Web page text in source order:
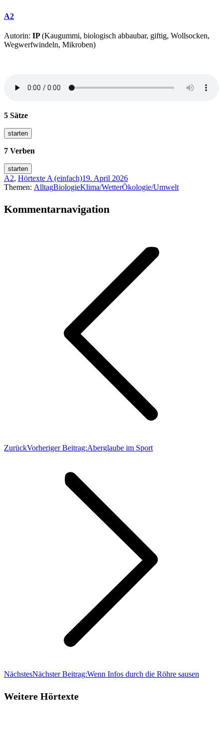
A2
Autorin: IP(Kaugummi, biologisch abbaubar, giftig, Wollsocken,
Wegwerfwindeln, Mikroben)
5 Sätze
7 Verben
A2, Hörtexte A (einfach)19. April 2026
Themen: AlltagBiologieKlima/WetterÖkologie/Umwelt
Kommentarnavigation
ZurückVorheriger Beitrag:Aberglaube im Sport
NächstesNächster Beitrag:Wenn Infos durch die Röhre sausen
Weitere Hörtexte